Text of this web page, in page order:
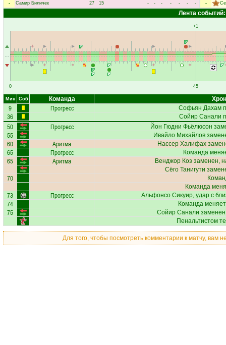
-
Самир Биличек 27 15 - - - - - - -
-
Лента событий:
0
+1
45
Мин Соб Команда
9 Прогресс Софьян Дахам
36 Сойир Санали
50 Прогресс Йон Гюдни Фьёлюсон
55 Ивайло Михайлов
60 Аритма Нассер Халифах
65 Прогресс Команда
65 Аритма Венджор Коз заменен,
Сёго Танигути
70
Команда
73 Прогресс Альфонсо Сикуир, удар с
74 Команда
75 Сойир Санали
Пенальтистом
Для того, чтобы посмотреть комментарии к матчу, вам